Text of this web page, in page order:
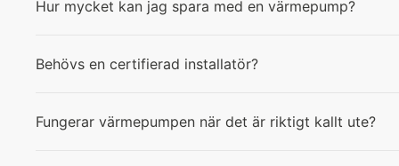
Hur mycket kan jag spara med en värmepump?
Behövs en certifierad installatör?
Fungerar värmepumpen när det är riktigt kallt ute?